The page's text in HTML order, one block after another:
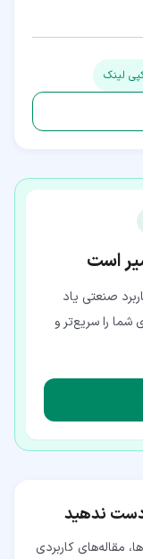
لینک
است
صنعتی یاد
شما را سریع‌تر و
دست ندهید
مقاله‌های کاربردی